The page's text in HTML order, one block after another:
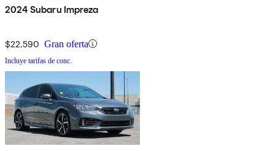
2024 Subaru Impreza
$22,590 Gran oferta
Incluye tarifas de conc.